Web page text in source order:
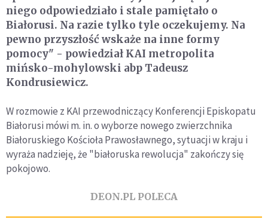
niego odpowiedziało i stale pamiętało o
Białorusi. Na razie tylko tyle oczekujemy. Na
pewno przyszłość wskaże na inne formy
pomocy" - powiedział KAI metropolita
mińsko-mohylowski abp Tadeusz
Kondrusiewicz.
W rozmowie z KAI przewodniczący Konferencji Episkopatu
Białorusi mówi m. in. o wyborze nowego zwierzchnika
Białoruskiego Kościoła Prawosławnego, sytuacji w kraju i
wyraża nadzieję, że "białoruska rewolucja" zakończy się
pokojowo.
DEON.PL POLECA